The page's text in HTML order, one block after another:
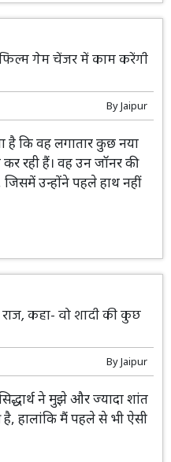
गेम चेंजर में काम करेंगी
ByJaipur
है कि वह लगातार कुछ नया
रही हैं। वह उन जॉनर की
जिसमें उन्होंने पहले हाथ नहीं
राज, कहा- वो शादी की कुछ
ByJaipur
ने मुझे और ज्यादा शांत
हालांकि मैं पहले से भी ऐसी